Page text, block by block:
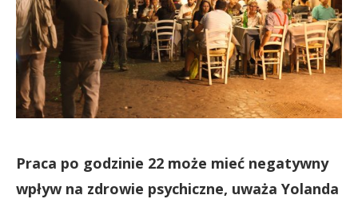
Praca po godzinie 22 może mieć negatywny
wpływ na zdrowie psychiczne, uważa Yolanda